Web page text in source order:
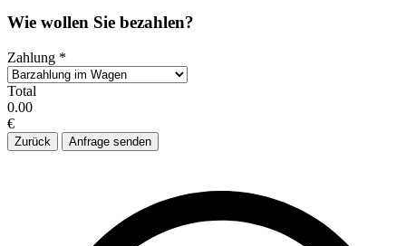
Wie wollen Sie bezahlen?
Zahlung *
Total
0.00
€
Zurück Anfrage senden